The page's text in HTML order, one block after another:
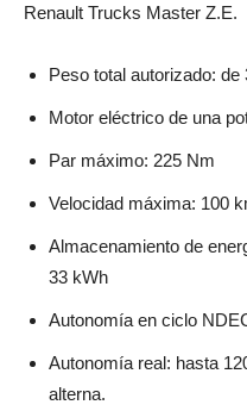
Renault Trucks Master Z.E.
Peso total autorizado: de
Motor eléctrico de una
Par máximo: 225 Nm
Velocidad máxima: 100
Almacenamiento de
33 kWh
Autonomía en ciclo
Autonomía real: hasta
alterna.